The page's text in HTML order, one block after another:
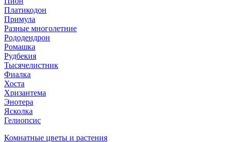
Платикодон
Примула
Разные многолетние
Рододендрон
Ромашка
Рудбекия
Тысячелистник
Фиалка
Хоста
Хризантема
Энотера
Ясколка
Гелиопсис
Комнатные цветы и растения